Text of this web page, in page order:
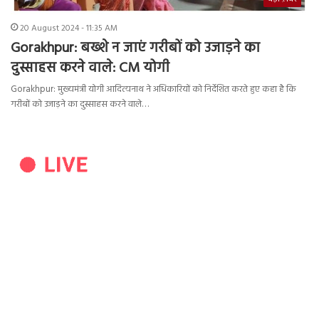
20 August 2024 - 11:35 AM
Gorakhpur: बख्शे न जाएं गरीबों को उजाड़ने का
दुस्साहस करने वाले: CM योगी
Gorakhpur: मुख्यमंत्री योगी आदित्यनाथ ने अधिकारियों को निर्देशित करते हुए कहा है कि
गरीबों को उजाड़ने का दुस्साहस करने वाले…